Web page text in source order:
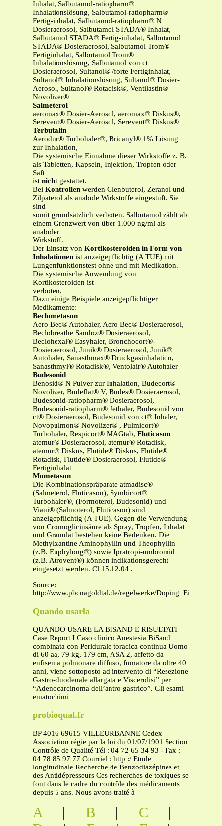
Inhalat, Salbutamol-ratiopharm®
Inhalationslösung, Salbutamol-ratiopharm®
Fertig-inhalat, Salbutamol-ratiopharm® N
Dosieraerosol, Salbutamol STADA® Inhalat,
Salbutamol STADA® Fertig-inhalat, Salbutamol
STADA® Dosieraerosol, Salbutamol Trom®
Fertiginhalat, Salbutamol Trom®
Inhalationslösung, Salbutamol von ct
Dosieraerosol, Sultanol® /forte Fertiginhalat,
Sultanol® Inhalationslösung, Sultanol® Dosier-
Aerosol, Sultanol® Rotadisk®, Ventilastin®
Novolizer®
Salmeterol
aeromax® Dosier-Aerosol, aeromax® Diskus®,
Serevent® Dosier-Aerosol, Serevent® Diskus®
Terbutalin
Aerodur® Turbohaler®, Bricanyl® 1% Lösung
zur Inhalation,
Die systemische Einnahme dieser Wirkstoffe z. B.
als Tabletten, Kapseln, Injektion, Tropfen oder
Saft
ist nicht gestattet.
Bei Kontrollen werden Clenbuterol, Zeranol und
Zilpaterol als anabole Wirkstoffe eingestuft. Sie
sind
somit grundsätzlich verboten. Salbutamol zählt ab
einem Grenzwert von über 1.000 ng/ml als
anaboler
Wirkstoff.
Der Einsatz von Kortikosteroiden in Form von
Inhalationen ist anzeigepflichtig (A TUE) mit
Lungenfunktionstest ohne und mit Medikation.
Die systemische Anwendung von
Kortikosteroiden ist
verboten.
Dazu einige Beispiele anzeigepflichtiger
Medikamente:
Beclometason
Aero Bec® Autohaler, Aero Bec® Dosieraerosol,
Beclobreathe Sandoz® Dosieraerosol,
Beclohexal® Easyhaler, Bronchocort®-
Dosieraerosol, Junik® Dosieraerosol, Junik®
Autohaler, Sanasthmax® Druckgasinhalation,
Sanasthmyl® Rotadisk®, Ventolair® Autohaler
Budesonid
Benosid® N Pulver zur Inhalation, Budecort®
Novolizer, Budeflat® V, Budes® Dosieraerosol,
Budesonid-ratiopharm® Dosieraerosol,
Budesonid-ratiopharm® Jethaler, Budesonid von
ct® Dosieraerosol, Budesonid von ct® Inhaler,
Novopulmon® Novolizer® , Pulmicort®
Turbohaler, Respicort® MAGtab, Fluticason
atemur® Dosieraerosol, atemur® Rotadisk,
atemur® Diskus, Flutide® Diskus, Flutide®
Rotadisk, Flutide® Dosieraerosol, Flutide®
Fertiginhalat
Mometason
Die Kombinationspräparate atmadisc®
(Salmeterol, Fluticason), Symbicort®
Turbohaler®, (Formoterol, Budesonid) und
Viani® (Salmoterol, Fluticason) sind
anzeigepflichtig (A TUE). Gegen die Verwendung
von Cromoglicinsäure als Spray, Tropfen, Inhalat
und Granulat bestehen keine Bedenken. Die
Methylxantine Aminophyllin und Theophyllin
(z.B. Euphylong®) sowie Ipratropi-umbromid
(z.B. Atrovent®) können indikationsgerecht
eingesetzt werden. Cl 15.12.04 .
Source:
http://www.pbcnagoldtal.de/regelwerke/
Quando usarla
QUANDO USARE LA BISAND E RISULTATI
Case Report I Caso clinico Anestesia BiSand
combinata con Peridurale toracica continua Uomo
di 60 aa, 79 kg, 179 cm, ASA 2, affetto da
enfisema polmonare diffuso, fumatore da oltre 40
anni, viene sottoposto ad intervento di “Resezione
Gastro-duodenale allargata e Viscerolisi” per
“Adenocarcinoma dell’antro gastrico”. Gli esami
ematochimi
probioqual.fr
BP 4016 69615 VILLEURBANNE Cedex
Association régie par la loi du 01/07/1901 Section
Contrôle de Qualité Tél : 04 72 65 34 93 - Fax :
04 78 85 97 77 Courriel : http :/ Etude
longitudinale Recherche de Benzodiazépines et
des Antidépresseurs Ces recherches de toxiques se
font dans le cadre du contrôle des médicaments
depuis 5 ans. Nous avons traité à
A | B | C
|